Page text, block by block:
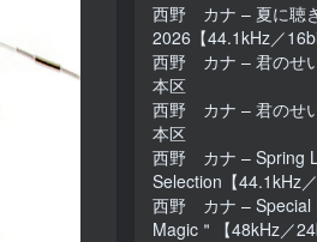
西野 カナ – 夏に聴
2026【44.1kHz／
西野 カナ – 君のせ
本区
西野 カナ – 君のせ
本区
西野 カナ – Spring
Selection【44.1kHz
西野 カナ – Special
Magic＂【48kHz／